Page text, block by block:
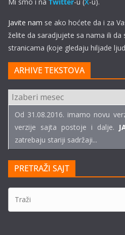
Javite nam se ako hoćete da i za
želite da saradjujete sa nama ili da
stranicama (koje gledaju hiljade
ARHIVE TEKSTOVA
ARHIVE
TEKSTOVA
Od 31.08.2016. imamo novu
verzije sajta postoje i dalje.
zatrebaju stariji sadržaji...
PRETRAŽI SAJT